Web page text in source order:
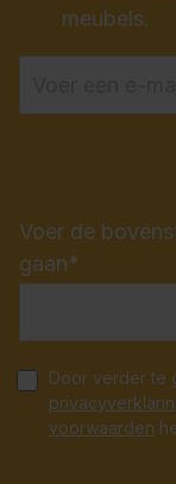
meubels.
Voer de
gaan*
Door verder te
voorwaarden